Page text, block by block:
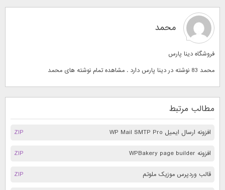
محمد
فروشگاه دینا پارس
محمد 83 نوشته در دینا پارس دارد . مشاهده تمام نوشته های
محمد
مطالب مرتبط
ZIP افزونه ارسال ایمیل WP Mail SMTP Pro
ZIP افزونه WPBakery page builder
ZIP قالب وردپرس موزیک ملوتم